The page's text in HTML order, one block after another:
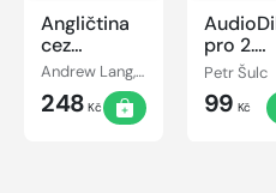
Angličtina
cez
rozprávky
(7+)
Andrew Lang, Róbert Hodoši
248 Kč
pro 2.
ročník
Petr Šulc
99 Kč